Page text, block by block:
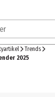
Zum
Trends
2025